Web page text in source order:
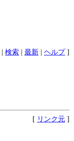
| 検索 | 最新 | ヘルプ]
[ リンク元 ]